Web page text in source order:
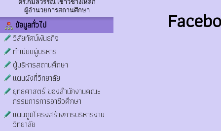
ดร.กมลวรรณ เชาว์ช่างเหล็ก
ผู้อำนวยการสถานศึกษา
ข้อมูลทั่วไป
วิสัยทัศน์พันธกิจ
ทำเนียบผู้บริหาร
ผู้บริหารสถานศึกษา
แผนผังที่วิทยาลัย
ยุทธศาสตร์ ของสำนักงานคณะ
กรรมการการอาชีวศึกษา
แผนภูมิโครงสร้างการบริหารงาน
วิทยาลัย